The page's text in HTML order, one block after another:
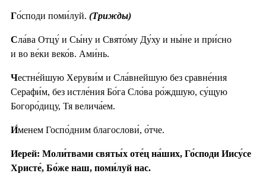
Го́споди поми́луй. (Трижды)
Сла́ва Отцу́ и Сы́ну и Свято́му Ду́ху и ны́не и при́сно
и во ве́ки веко́в. Ами́нь.
Честне́йшую Херуви́м и Сла́внейшую без сравне́ния
Серафи́м, без истле́ния Бо́га Сло́ва ро́ждшую, су́щую
Богоро́дицу, Тя велича́ем.
И́менем Госпо́дним благослови́, о́тче.
Иерей: Моли́твами святы́х оте́ц на́ших, Го́споди Иису́се
Христе́, Бо́же наш, поми́луй нас.